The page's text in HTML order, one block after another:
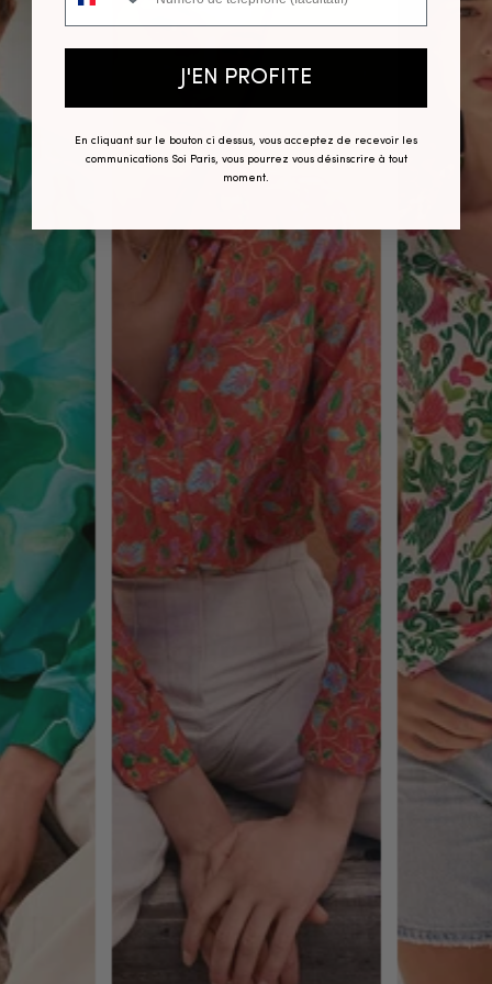
J'EN PROFITE
En cliquant sur le bouton ci dessus, vous acceptez de recevoir les
communications Soi Paris, vous pourrez vous désinscrire à tout
moment.